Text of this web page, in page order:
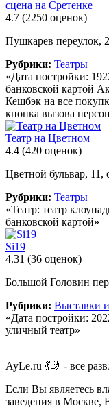
сцена на Сретенке
4.7 (2250 оценок)
Пушкарев переулок,
Рубрики: Театры
«Дата постройки:
банковской картой
Кешбэк на все
кнопка вызова
Театр на Цветном
4.4 (420 оценок)
Цветной бульвар, 11,
Рубрики: Театры
«Театр: театр
банковской картой»
Si19
4.31 (36 оценок)
Большой Головин
Рубрики: Выставки
«Дата постройки:
уличный театр»
AyLe.ru 💃🤳 - все
Если Вы являетесь
заведения в Москве,